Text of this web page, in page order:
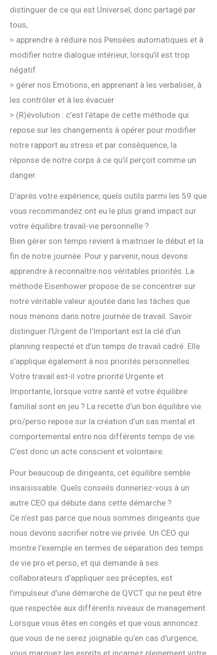
distinguer de ce qui est Universel, donc partagé par
tous,
> apprendre à réduire nos Pensées automatiques et à
modifier notre dialogue intérieur, lorsqu’il est trop
négatif
> gérer nos Emotions, en apprenant à les verbaliser, à
les contrôler et à les évacuer
> (R)évolution : c’est l’étape de cette méthode qui
repose sur les changements à opérer pour modifier
notre rapport au stress et par conséquence, la
réponse de notre corps à ce qu’il perçoit comme un
danger.
D’après votre expérience, quels outils parmi les 59 que
vous recommandez ont eu le plus grand impact sur
votre équilibre travail-vie personnelle ?
Bien gérer son temps revient à maitriser le début et la
fin de notre journée. Pour y parvenir, nous devons
apprendre à reconnaître nos véritables priorités. La
méthode Eisenhower propose de se concentrer sur
notre véritable valeur ajoutée dans les tâches que
nous menons dans notre journée de travail. Savoir
distinguer l’Urgent de l’Important est la clé d’un
planning respecté et d’un temps de travail cadré. Elle
s’applique également à nos priorités personnelles.
Votre travail est-il votre priorité Urgente et
Importante, lorsque votre santé et votre équilibre
familial sont en jeu ? La recette d’un bon équilibre vie
pro/perso repose sur la création d’un sas mental et
comportemental entre nos différents temps de vie.
C’est donc un acte conscient et volontaire.
Pour beaucoup de dirigeants, cet équilibre semble
insaisissable. Quels conseils donneriez-vous à un
autre CEO qui débute dans cette démarche ?
Ce n’est pas parce que nous sommes dirigeants que
nous devons sacrifier notre vie privée. Un CEO qui
montre l’exemple en termes de séparation des temps
de vie pro et perso, et qui demande à ses
collaborateurs d’appliquer ses préceptes, est
l’impulseur d’une démarche de QVCT qui ne peut être
que respectée aux différents niveaux de management.
Lorsque vous êtes en congés et que vous annoncez
que vous de ne serez joignable qu’en cas d’urgence,